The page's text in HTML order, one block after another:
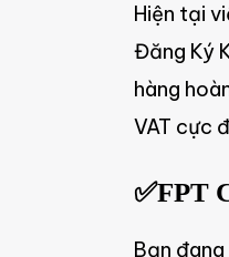
Hiện tại
Đăng Ký
hàng
VAT cực
✅FPT
Bạn